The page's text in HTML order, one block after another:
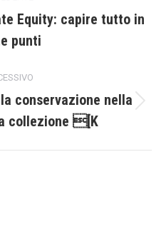
precedente:
Equity: capire tutto in
punti
post:
conservazione nella
collezione [K